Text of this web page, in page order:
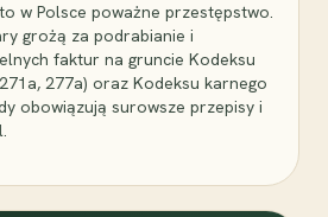
w Polsce poważne przestępstwo.
grożą za podrabianie i
faktur na gruncie Kodeksu
277a) oraz Kodeksu karnego
obowiązują surowsze przepisy i